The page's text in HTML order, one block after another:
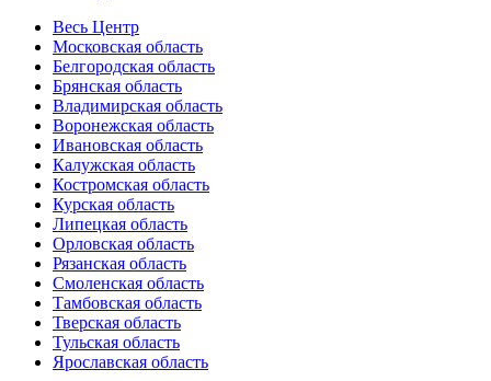
Весь Центр
Московская область
Белгородская область
Брянская область
Владимирская область
Воронежская область
Ивановская область
Калужская область
Костромская область
Курская область
Липецкая область
Орловская область
Рязанская область
Смоленская область
Тамбовская область
Тверская область
Тульская область
Ярославская область